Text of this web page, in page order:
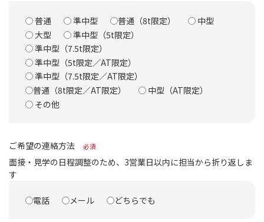
普通 準中型 普通（8t限定）
中型
大型
準中型（5t限定）
準中型（7.5t限定）
準中型（5t限定／AT限定）
準中型（7.5t限定／AT限定）
普通（8t限定／AT限定）
中型（AT限定）
その他
ご希望の連絡方法 必須
面接・見学の日程調整のため、3営業日以内に担当から折り返しま
す
電話 メール どちらでも